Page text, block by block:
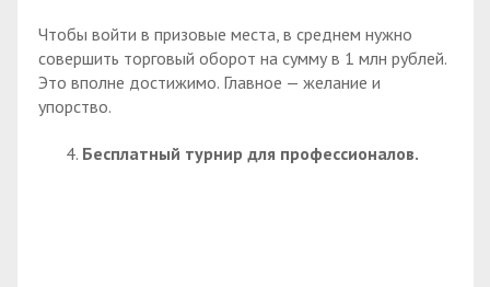
Чтобы войти в призовые места, в среднем нужно
совершить торговый оборот на сумму в 1 млн рублей.
Это вполне достижимо. Главное — желание и
упорство.
Бесплатный турнир для профессионалов.